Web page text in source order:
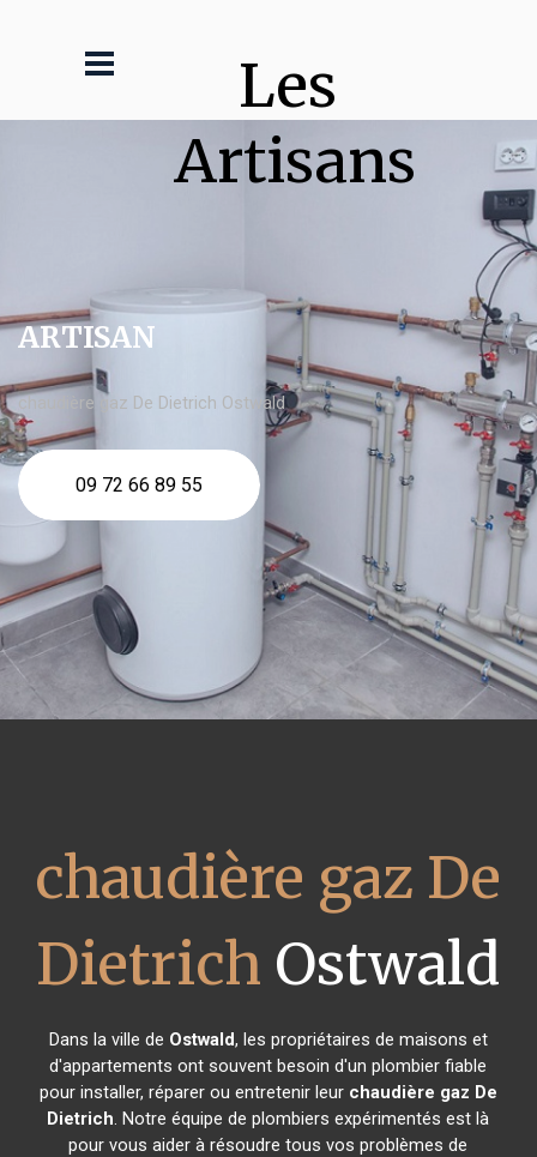
Les
Artisans
ARTISAN
chaudière gaz De Dietrich Ostwald
09 72 66 89 55
chaudière gaz De
Dietrich Ostwald
Dans la ville de Ostwald, les propriétaires de maisons et
d'appartements ont souvent besoin d'un plombier fiable
pour installer, réparer ou entretenir leur chaudière gaz De
Dietrich. Notre équipe de plombiers expérimentés est là
pour vous aider à résoudre tous vos problèmes de